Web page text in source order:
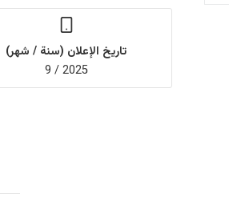
تاريخ الإعلان (سنة / شهر)
2025 / 9